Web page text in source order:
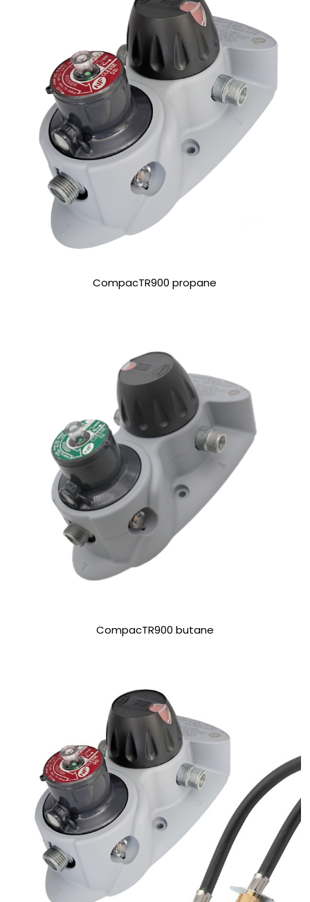
CompacTR900 propane
CompacTR900 butane